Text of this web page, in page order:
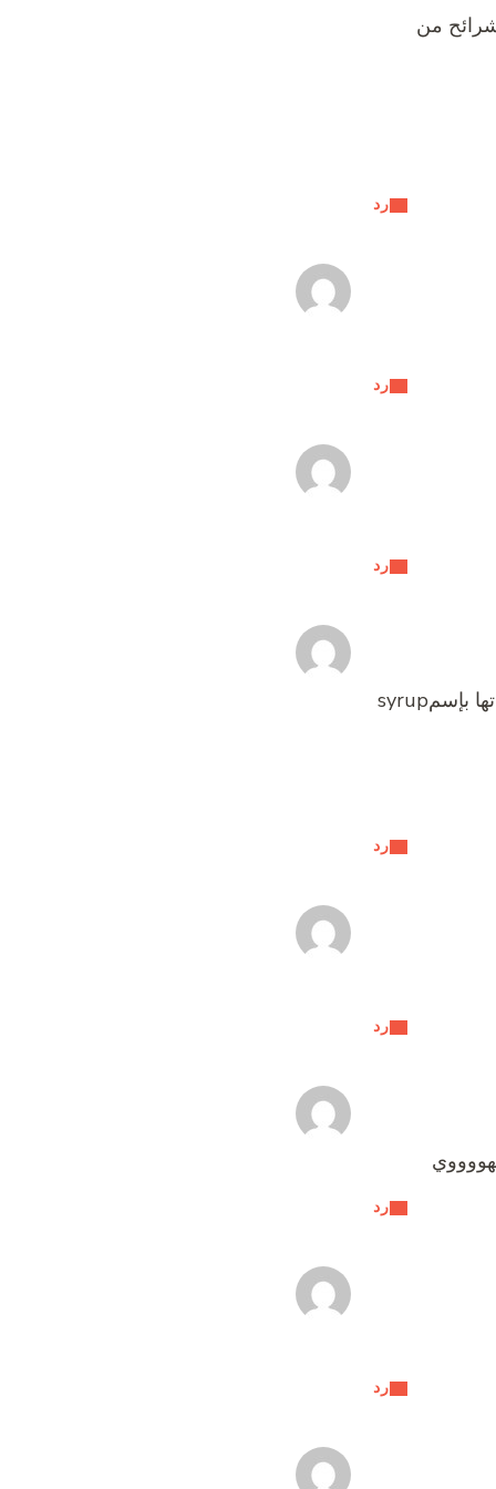
رد
من
رد
رد
رد
الشراب الخاص بالبان كيك تلاقيه في السوبرماركت في قسم تجهيز الحلويات ومستلزماتها بإسمsyrup
رد
رد
رد